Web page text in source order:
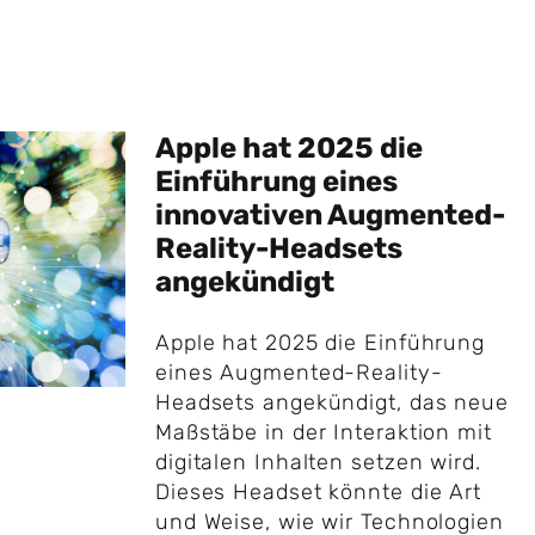
Apple hat 2025 die
Einführung eines
innovativen Augmented-
Reality-Headsets
angekündigt
Apple hat 2025 die Einführung
eines Augmented-Reality-
Headsets angekündigt, das neue
Maßstäbe in der Interaktion mit
digitalen Inhalten setzen wird.
Dieses Headset könnte die Art
und Weise, wie wir Technologien